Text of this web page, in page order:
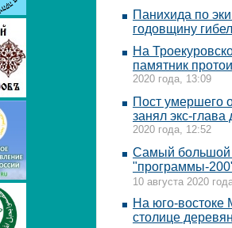
Панихида по
годовщину
На
памятник
2020 года, 13:09
Пост умершего
занял экс-глава
2020 года, 12:52
Самый большой
"программы-
10 августа 2020
На юго-
столице